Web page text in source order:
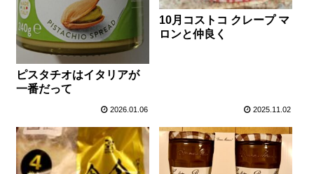
ピスタチオはイタリアが
一番だって
2026.01.06
10月コストコ クレープ マ
ロンと仲良く
2025.11.02